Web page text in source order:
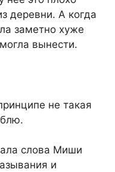
деревни. А когда
заметно хуже
вынести.
не такая
слова Миши
и